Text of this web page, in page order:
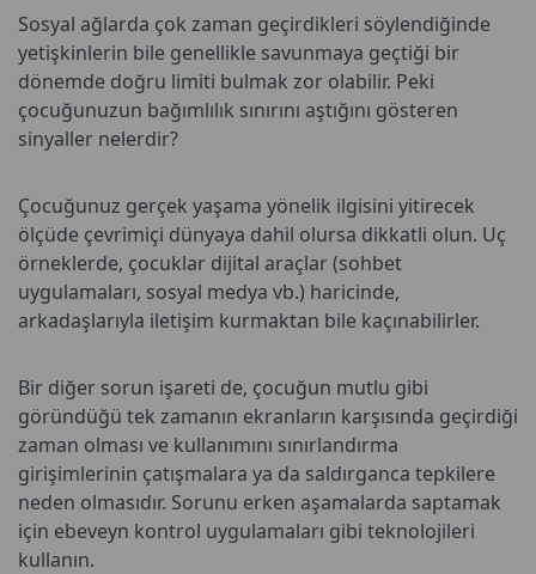
Sosyal ağlarda çok zaman geçirdikleri söylendiğinde
yetişkinlerin bile genellikle savunmaya geçtiği bir
dönemde doğru limiti bulmak zor olabilir. Peki
çocuğunuzun bağımlılık sınırını aştığını gösteren
sinyaller nelerdir?
Çocuğunuz gerçek yaşama yönelik ilgisini yitirecek
ölçüde çevrimiçi dünyaya dahil olursa dikkatli olun. Uç
örneklerde, çocuklar dijital araçlar (sohbet
uygulamaları, sosyal medya vb.) haricinde,
arkadaşlarıyla iletişim kurmaktan bile kaçınabilirler.
Bir diğer sorun işareti de, çocuğun mutlu gibi
göründüğü tek zamanın ekranların karşısında geçirdiği
zaman olması ve kullanımını sınırlandırma
girişimlerinin çatışmalara ya da saldırganca tepkilere
neden olmasıdır. Sorunu erken aşamalarda saptamak
için ebeveyn kontrol uygulamaları gibi teknolojileri
kullanın.